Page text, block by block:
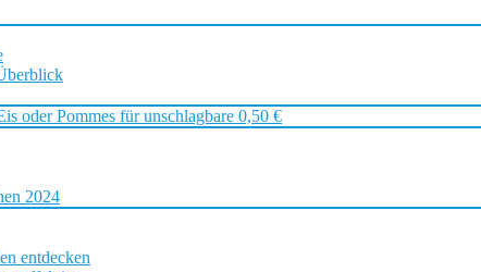
oder Pommes für unschlagbare 0,50 €
2024
entdecken